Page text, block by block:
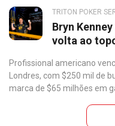
TRITON POKER
Bryn
volta ao
Profissional americano
Londres, com $250 mil de
marca de $65 milhões em